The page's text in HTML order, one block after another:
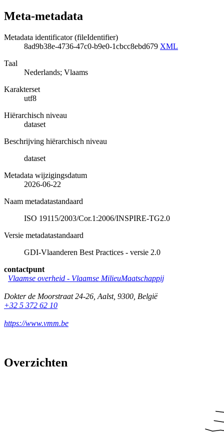
Meta-metadata
Metadata identificator (fileIdentifier)
8ad9b38e-4736-47c0-b9e0-1cbcc8ebd679 XML
Taal
Nederlands; Vlaams
Karakterset
utf8
Hiërarchisch niveau
dataset
Beschrijving hiërarchisch niveau
dataset
Metadata wijzigingsdatum
2026-06-22
Naam metadatastandaard
ISO 19115/2003/Cor.1:2006/INSPIRE-TG2.0
Versie metadatastandaard
GDI-Vlaanderen Best Practices - versie 2.0
contactpunt
Vlaamse overheid - Vlaamse MilieuMaatschappij
Dokter de Moorstraat 24-26 Aalst, 9300 België
+32 5 372 62 10
https://www.vmm.be
Overzichten